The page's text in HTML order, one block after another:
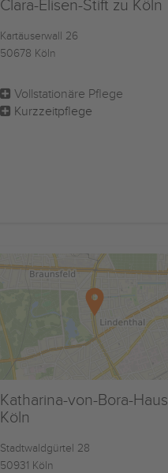
Clara-Elisen-Stift zu Köln
Kartäuserwall 26
50678 Köln
Vollstationäre Pflege
Kurzzeitpflege
Katharina-von-Bora-Haus
Köln
Stadtwaldgürtel 28
50931 Köln